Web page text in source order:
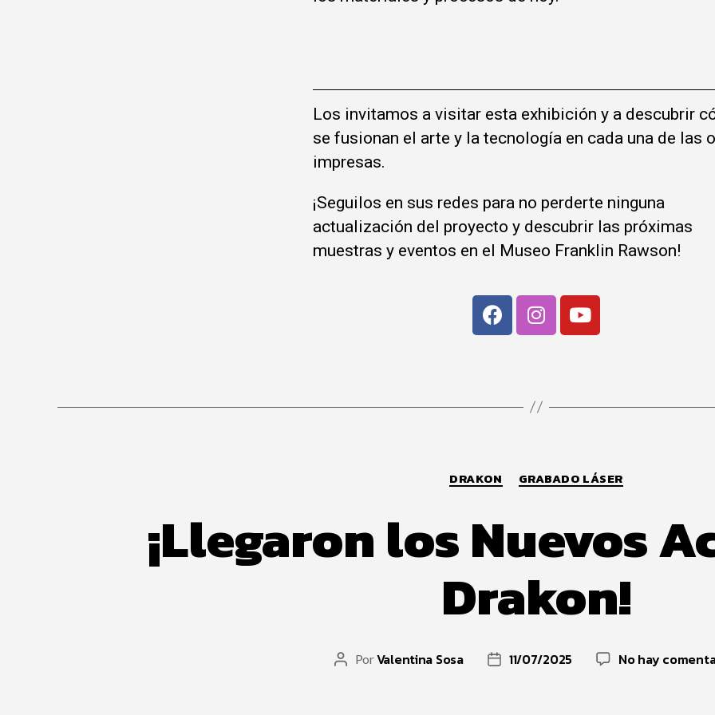
Los invitamos a visitar esta exhibición y a descubrir
se fusionan el arte y la tecnología en cada una de las
impresas.
¡Seguilos en sus redes para no perderte ninguna
actualización del proyecto y descubrir las próximas
muestras y eventos en el Museo Franklin Rawson!
DRAKON GRABADO LÁSER
¡Llegaron los Nuevos
Drakon!
PorValentina Sosa 11/07/2025 No hay